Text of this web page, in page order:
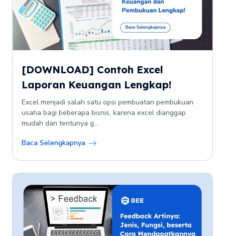
[DOWNLOAD] Contoh Excel
Laporan Keuangan Lengkap!
Excel menjadi salah satu opsi pembuatan pembukuan
usaha bagi beberapa bisnis, karena excel dianggap
mudah dan tentunya g...
Baca Selengkapnya